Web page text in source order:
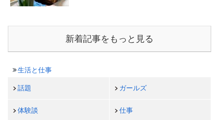
新着記事をもっと見る
生活と仕事
話題 ガールズ
体験談 仕事